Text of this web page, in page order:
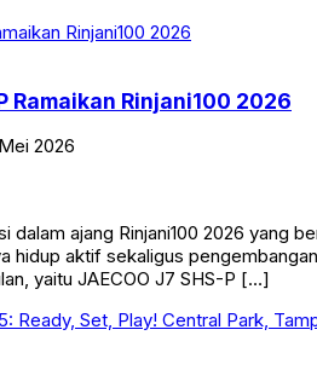
Ramaikan Rinjani100 2026
2026
dalam ajang Rinjani100 2026 yang
hidup aktif sekaligus
yaitu JAECOO J7 SHS-P […]